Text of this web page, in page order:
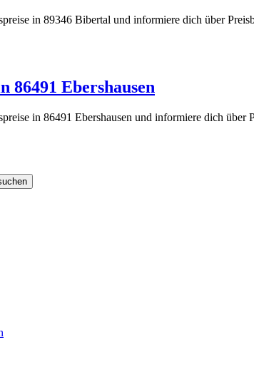
in 89346 Bibertal und informiere dich über
86491 Ebershausen
in 86491 Ebershausen und informiere dich